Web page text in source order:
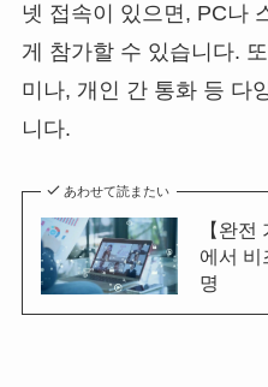
넷 접속이 있으면, PC나
게 참가할 수 있습니다.
미나, 개인 간 통화 등 다
니다.
あわせて読またい
【완
에서 비
명